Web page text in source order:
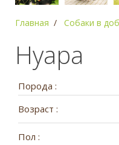
Главная Собаки в
Нуара
Порода :
Возраст :
Пол :